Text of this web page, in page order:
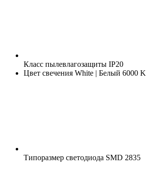
Класс пылевлагозащиты IP20
Цвет свечения White | Белый 6000 K
Типоразмер светодиода SMD 2835